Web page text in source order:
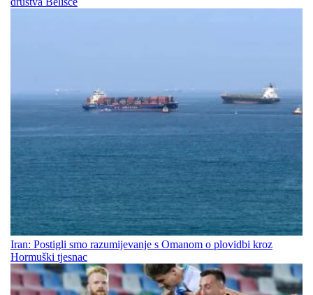
Iran: Postigli smo razumijevanje s Omanom o plovidbi kroz
Hormuški tjesnac